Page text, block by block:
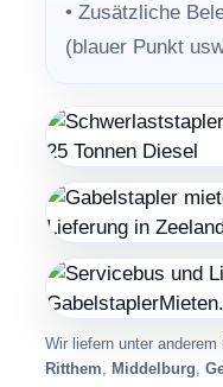
• Zusätzliche
(blauer Punkt
Wir liefern unter anderem
Ritthem, Middelburg,